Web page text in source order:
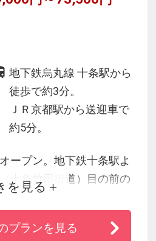
地下鉄烏丸線 十条駅から
徒歩で約3分。
ＪＲ京都駅から送迎車で
約5分。
ープン。地下鉄十条駅よ
十条竹田街道）目の前の
る客室と大浴場をご準備
旅の疲れを癒していただ
、心のこもったサービス
を見る
プランを見る